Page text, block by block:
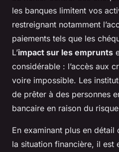
les banques limitent vos
restreignant notamment
paiements tels que les
L’impact sur les emprunts
considérable : l’accès aux
voire impossible. Les
de prêter à des personnes
bancaire en raison du
En examinant plus en
la situation financière, il est